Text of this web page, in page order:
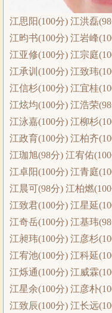
江思阳(100分) 江洪磊
江昀书(100分) 江岩峰
江亚修(100分) 江宗庭
江承训(100分) 江致玮
江信杉(100分) 江宜桂
江炫均(100分) 江浩荣
江泳嘉(100分) 江柳杉
江政育(100分) 江柏齐
江珈旭(98分) 江宥佑
江卓阳(100分) 江青庭
江晨可(98分) 江柏燃
江致君(100分) 江星延
江奇岳(100分) 江基玮
江昶玮(100分) 江彦杉
江宥池(100分) 江科延
江烁通(100分) 江威霖
江星余(100分) 江彦朴
江致辰(100分) 江长远